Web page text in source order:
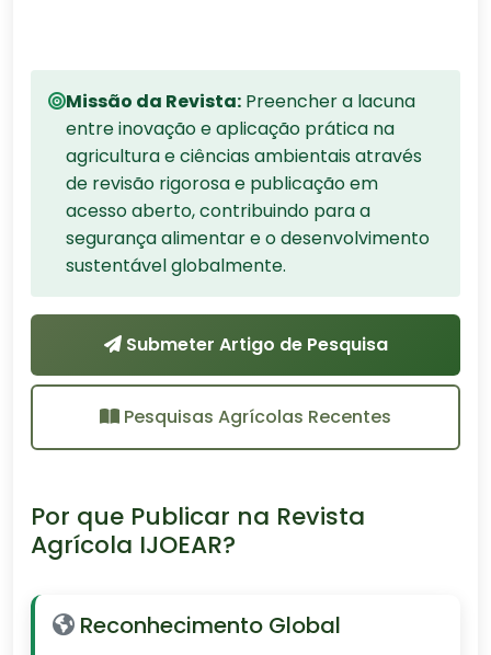
Missão da Revista: Preencher a lacuna
entre inovação e aplicação prática na
agricultura e ciências ambientais através
de revisão rigorosa e publicação em
acesso aberto, contribuindo para a
segurança alimentar e o desenvolvimento
sustentável globalmente.
Submeter Artigo de Pesquisa
Pesquisas Agrícolas Recentes
Por que Publicar na Revista
Agrícola IJOEAR?
Reconhecimento Global